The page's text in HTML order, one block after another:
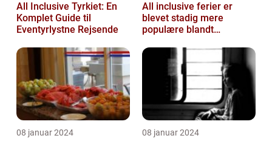
All Inclusive Tyrkiet: En
Komplet Guide til
Eventyrlystne Rejsende
All inclusive ferier er
blevet stadig mere
populære blandt
nyde en bekymring...
08 januar 2024 08 januar 2024